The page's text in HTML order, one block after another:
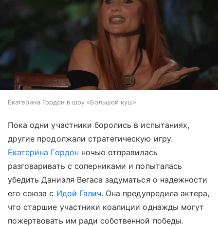
Екатерина Гордон в шоу «Большой куш»
Пока одни участники боролись в испытаниях,
другие продолжали стратегическую игру.
Екатерина Гордон ночью отправилась
разговаривать с соперниками и попыталась
убедить Даниэля Вегаса задуматься о надежности
его союза с Идой Галич. Она предупредила актера,
что старшие участники коалиции однажды могут
пожертвовать им ради собственной победы.